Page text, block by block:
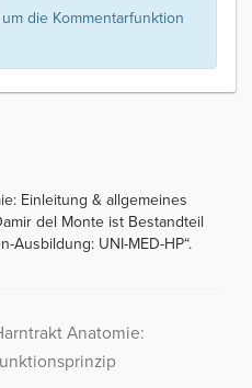
um die Kommentarfunktion
Einleitung & allgemeines
del Monte ist Bestandteil
Ausbildung: UNI-MED-HP“.
Anatomie: